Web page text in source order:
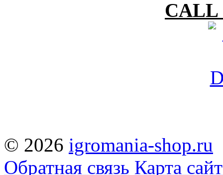
CALL
© 2026 igromania-shop.ru
Обратная связь Карта